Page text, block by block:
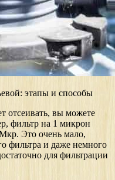
этапы и способы
отсеивать, вы можете
фильтр на 1 микрон
Это очень мало,
фильтра и даже немного
для фильтрации